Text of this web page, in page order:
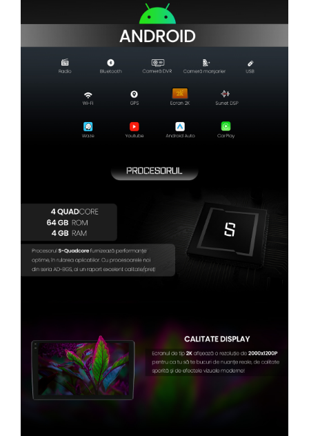
Camere Fiat
Camere înregistrare trafic
Accesorii multimedia
Conectică Auto
Conectică Auto
Conectică Volkswagen
Conectică Mercedes Benz